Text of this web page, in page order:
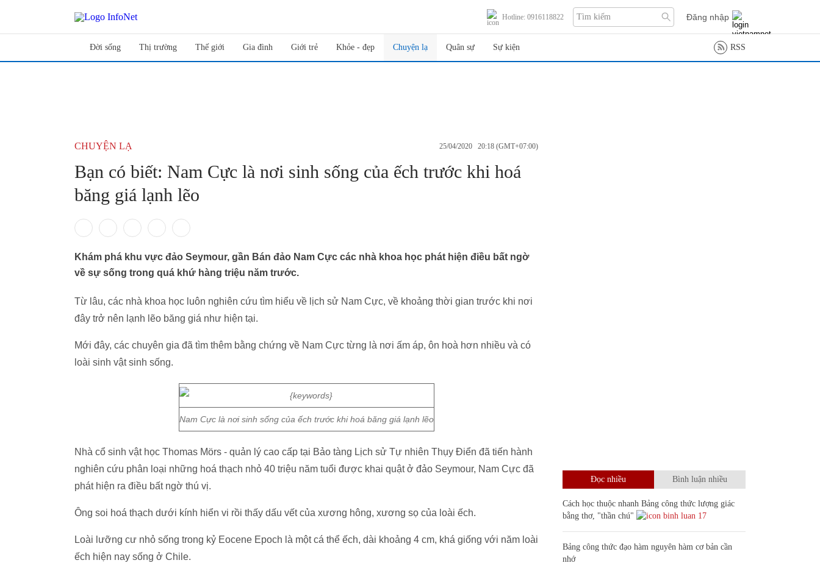
Hotline: 0916118822 Đăng nhập
Đời sống Thị trường Thế giới Gia đình Giới trẻ Khỏe - đẹp Chuyện lạ Quân sự Sự kiện RSS
CHUYỆN LẠ 25/04/2020 20:18 (GMT+07:00)
Bạn có biết: Nam Cực là nơi sinh sống của ếch trước khi hoá
băng giá lạnh lẽo
Khám phá khu vực đảo Seymour, gần Bán đảo Nam Cực các nhà khoa học phát hiện điều bất ngờ
về sự sống trong quá khứ hàng triệu năm trước.
Từ lâu, các nhà khoa học luôn nghiên cứu tìm hiểu về lịch sử Nam Cực, về khoảng thời gian trước khi nơi
đây trở nên lạnh lẽo băng giá như hiện tại.
Mới đây, các chuyên gia đã tìm thêm bằng chứng về Nam Cực từng là nơi ấm áp, ôn hoà hơn nhiều và có
loài sinh vật sinh sống.
Nam Cực là nơi sinh sống của ếch trước khi hoá băng giá lạnh lẽo
Nhà cổ sinh vật học Thomas Mörs - quản lý cao cấp tại Bảo tàng Lịch sử Tự nhiên Thụy Điển đã tiến hành
nghiên cứu phân loại những hoá thạch nhỏ 40 triệu năm tuổi được khai quật ở đảo Seymour, Nam Cực đã
phát hiện ra điều bất ngờ thú vị.
Ông soi hoá thạch dưới kính hiển vi rồi thấy dấu vết của xương hông, xương sọ của loài ếch.
Loài lưỡng cư nhỏ sống trong kỷ Eocene Epoch là một cá thể ếch, dài khoảng 4 cm, khá giống với năm loài
ếch hiện nay sống ở Chile.
Đọc nhiều Bình luận nhiều
Cách học thuộc nhanh Bảng công thức lượng giác
bằng thơ, "thần chú"
17
Bảng công thức đạo hàm nguyên hàm cơ bản cần
nhớ